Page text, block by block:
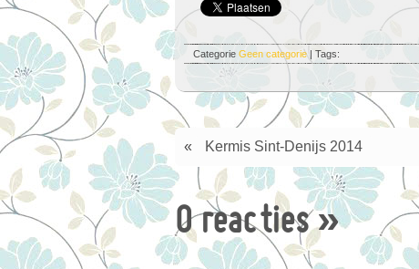
Categorie Geen categorie| Tags:
« Kermis Sint-Denijs 2014
0 reacties »